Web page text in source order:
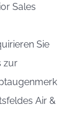
Sales
Sie
zur
Air &